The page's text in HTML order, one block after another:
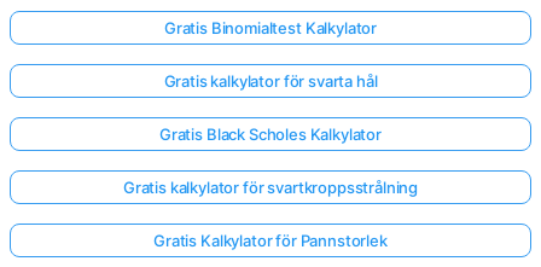
Gratis Binomialtest Kalkylator
Gratis kalkylator för svarta hål
Gratis Black Scholes Kalkylator
Gratis kalkylator för svartkroppsstrålning
Gratis Kalkylator för Pannstorlek